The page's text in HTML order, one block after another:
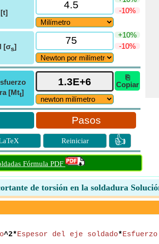
-10%
[σs]
+10%
-10%
[Mtt]
⎘
Copiar
Pasos
Reiniciar 👍
Fórmula PDF
de torsión en la soldadura
^2*Espesor del eje soldado*